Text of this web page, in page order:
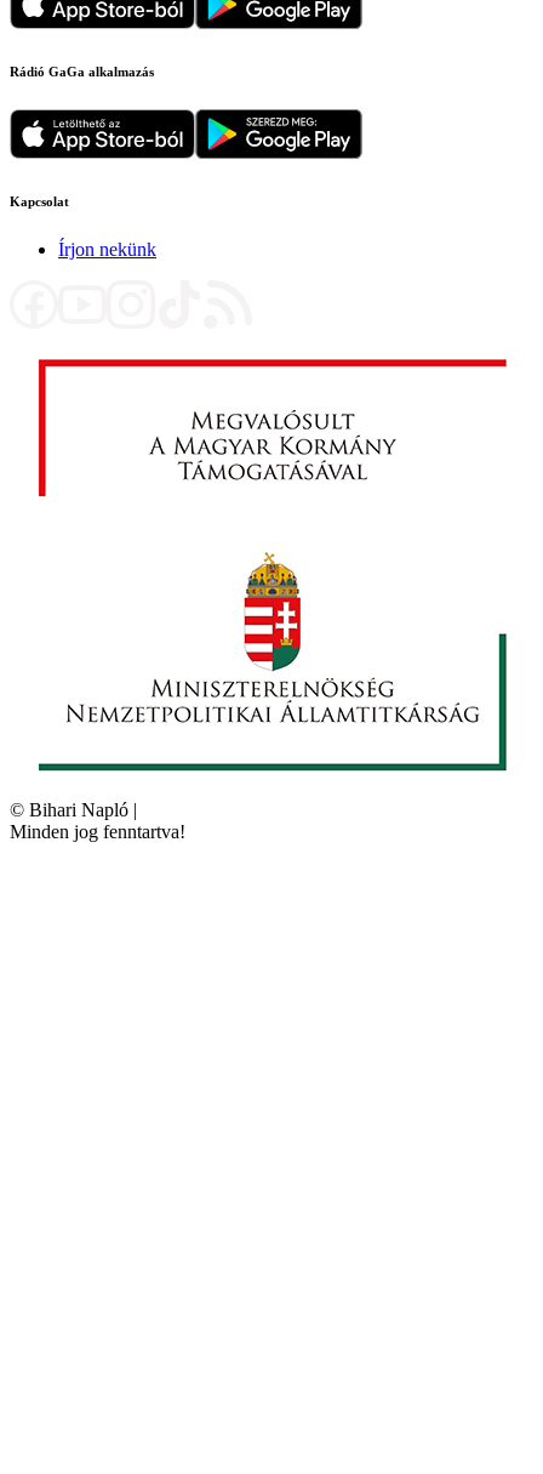
Rádió GaGa alkalmazás
Kapcsolat
Írjon nekünk
© Bihari Napló |
Minden jog fenntartva!